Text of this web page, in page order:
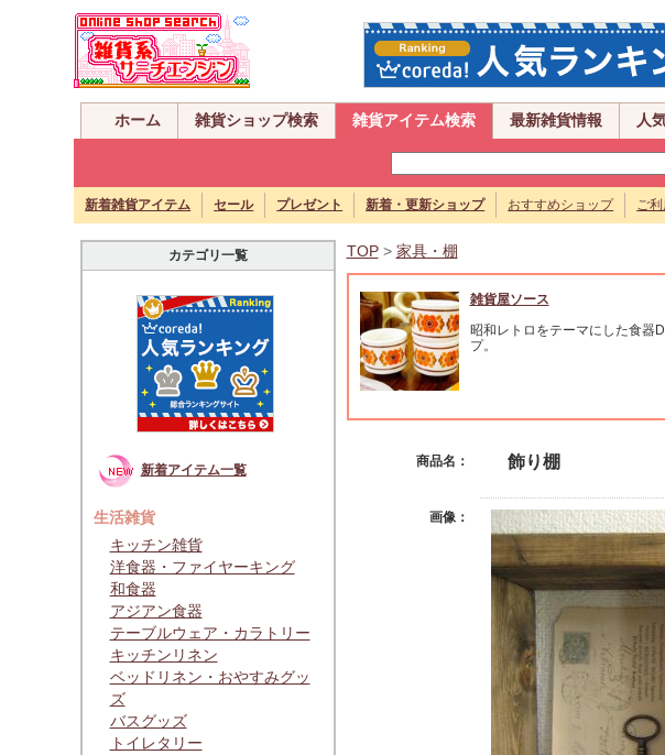
ホーム 雑貨ショップ検索 雑貨アイテム検索 最新雑貨情報 人
新着雑貨アイテム セール プレゼント 新着・更新ショップ おすすめショップ ご
カテゴリ一覧
新着アイテム一覧
生活雑貨
キッチン雑貨
洋食器・ファイヤーキング
和食器
アジアン食器
テーブルウェア・カラトリー
キッチンリネン
ベッドリネン・おやすみグッ
ズ
バスグッズ
トイレタリー
TOP> 家具・棚
雑貨屋ソース
昭和レトロをテーマにした食器
プ。
商品名： 飾り棚
画像：